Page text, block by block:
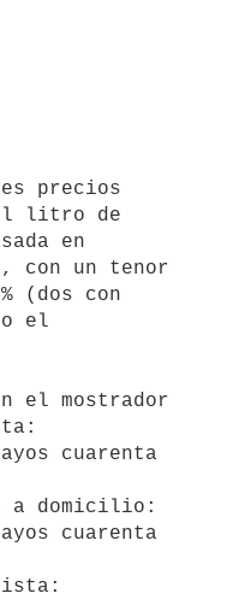
el litro de
en
con un tenor
(dos con
el
el mostrador
a domicilio: